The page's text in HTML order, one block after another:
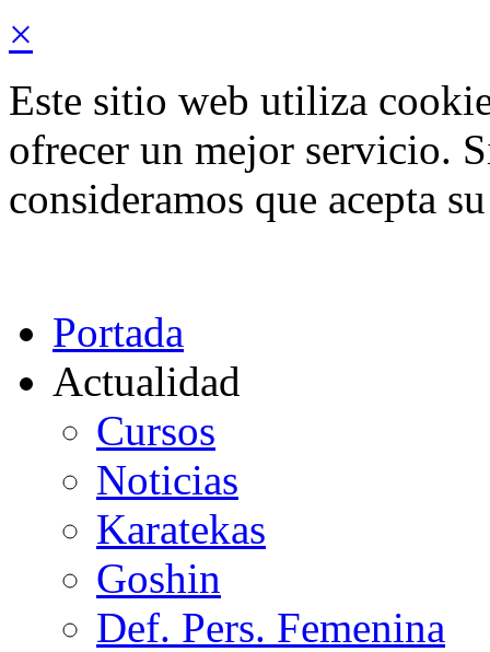
×
Este sitio web utiliza
ofrecer un mejor servicio.
consideramos que acepta
Portada
Actualidad
Cursos
Noticias
Karatekas
Goshin
Def. Pers. Femenina